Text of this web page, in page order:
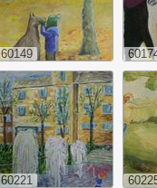
60149
60221